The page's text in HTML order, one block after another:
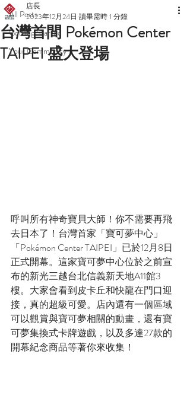
All Posts
Getting Started
Your Community
台灣首間 Pokémon Center
TAIPEI 盛大登場
店長
2023年12月24日 讀畢需時 1 分鐘
呼叫所有神奇寶貝大師！你不需要再飛
去日本了！台灣首家「寶可夢中心」
「Pokémon Center TAIPEI」已於12月8日
正式開幕。這家寶可夢中心位於之前宣
布的新光三越台北信義新天地A11館3
樓。大家會看到皮卡丘和快龍在門口迎
接，真的超級可愛。店內還有一個區域
可以觀賞與寶可夢相關的動畫，還有寶
可夢集換式卡牌遊戲，以及多達27款的
開幕紀念商品等著你來收集！